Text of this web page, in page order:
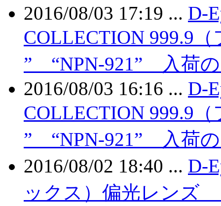
2016/08/03 17:19 ... D-
COLLECTION 999.9
” “NPN-921” 入荷
2016/08/03 16:16 ... D-
COLLECTION 999.9
” “NPN-921” 入荷
2016/08/02 18:40 ... D-
ックス）偏光レンズ